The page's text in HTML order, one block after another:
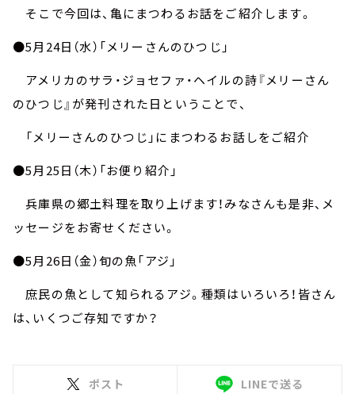
そこで今回は、亀にまつわるお話をご紹介します。
●5月24日（水）「メリーさんのひつじ」
アメリカのサラ・ジョセファ・ヘイルの詩『メリーさん
のひつじ』が発刊された日ということで、
「メリーさんのひつじ」にまつわるお話しをご紹介
●5月25日（木）「お便り紹介」
兵庫県の郷土料理を取り上げます！みなさんも是非、メ
ッセージをお寄せください。
●5月26日（金）旬の魚「アジ」
庶民の魚として知られるアジ。種類はいろいろ！皆さん
は、いくつご存知ですか？
ポスト LINEで送る